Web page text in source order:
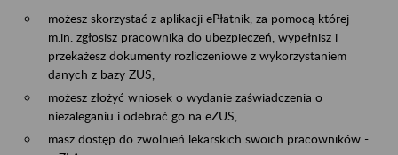
możesz skorzystać z aplikacji ePłatnik, za pomocą której
m.in. zgłosisz pracownika do ubezpieczeń, wypełnisz i
przekażesz dokumenty rozliczeniowe z wykorzystaniem
danych z bazy ZUS,
możesz złożyć wniosek o wydanie zaświadczenia o
niezaleganiu i odebrać go na eZUS,
masz dostęp do zwolnień lekarskich swoich pracowników -